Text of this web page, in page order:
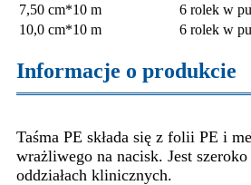
7,50 cm*10 m
6 rolek w
10,0 cm*10 m
6 rolek w
Informacje o produkcie
Taśma PE składa się z folii PE i
wrażliwego na nacisk. Jest
oddziałach klinicznych.